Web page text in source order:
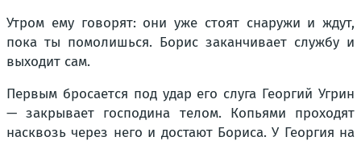
Утром ему говорят: они уже стоят снаружи и ждут,
пока ты помолишься. Борис заканчивает службу и
выходит сам.
Первым бросается под удар его слуга Георгий Угрин
— закрывает господина телом. Копьями проходят
насквозь через него и достают Бориса. У Георгия на